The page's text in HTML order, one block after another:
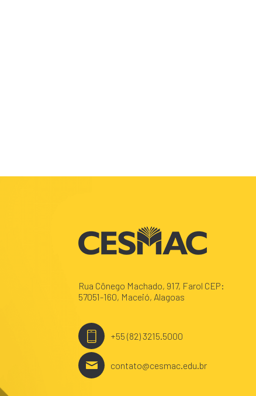
Rua Cônego Machado, 917, Farol CEP:
57051-160, Maceió, Alagoas
+55 (82) 3215.5000
contato@cesmac.edu.br